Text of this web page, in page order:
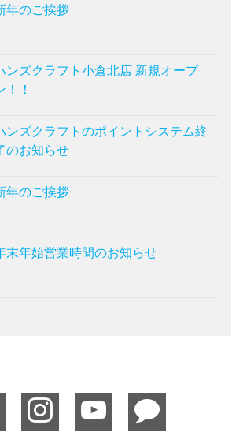
年のご挨拶
ンズクラフト小倉北店 新規オープ
！！
ンズクラフトのポイントシステム終
のお知らせ
年のご挨拶
末年始営業時間のお知らせ